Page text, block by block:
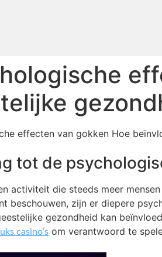
effecten van gokken Hoe
tot de
activiteit die steeds meer
beschouwen, zijn er diepere
gezondheid kan
casino’s om verantwoord te